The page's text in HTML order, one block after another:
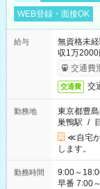
WEB登録・面接OK
給与
無資格未
収1万
交通費
交通費 交
勤務地
東京都豊
巣鴨駅 /
≪自宅
します。
勤務時間
9:00～18:00（休憩60分）
早番 7:00～